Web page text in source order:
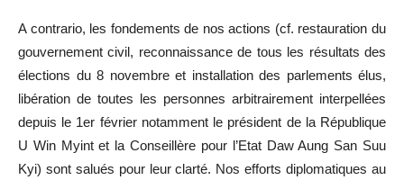
A contrario, les fondements de nos actions (cf. restauration du
gouvernement civil, reconnaissance de tous les résultats des
élections du 8 novembre et installation des parlements élus,
libération de toutes les personnes arbitrairement interpellées
depuis le 1er février notamment le président de la République
U Win Myint et la Conseillère pour l’Etat Daw Aung San Suu
Kyi) sont salués pour leur clarté. Nos efforts diplomatiques au